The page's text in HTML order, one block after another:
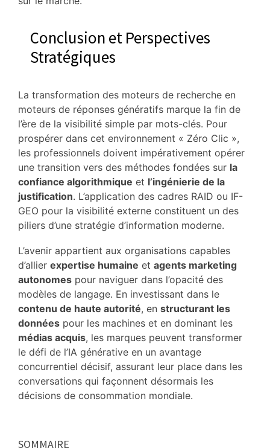
Conclusion et Perspectives
Stratégiques
La transformation des moteurs de recherche en
moteurs de réponses génératifs marque la fin de
l’ère de la visibilité simple par mots-clés. Pour
prospérer dans cet environnement « Zéro Clic »,
les professionnels doivent impérativement opérer
une transition vers des méthodes fondées sur la
confiance algorithmique et l’ingénierie de la
justification. L’application des cadres RAID ou IF-
GEO pour la visibilité externe constituent un des
piliers d’une stratégie d’information moderne.
L’avenir appartient aux organisations capables
d’allier expertise humaine et agents marketing
autonomes pour naviguer dans l’opacité des
modèles de langage. En investissant dans le
contenu de haute autorité, en structurant les
données pour les machines et en dominant les
médias acquis, les marques peuvent transformer
le défi de l’IA générative en un avantage
concurrentiel décisif, assurant leur place dans les
conversations qui façonnent désormais les
décisions de consommation mondiale.
SOMMAIRE